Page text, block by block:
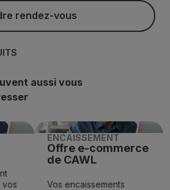
rendez-vous
aussi vous
vos
ENCAISSEMENT
Offre e-commerce
de CAWL
Vos encaissements